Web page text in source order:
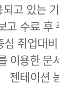
고 있는
고 수료 후
심 취업대
이용한 문
젠테이션